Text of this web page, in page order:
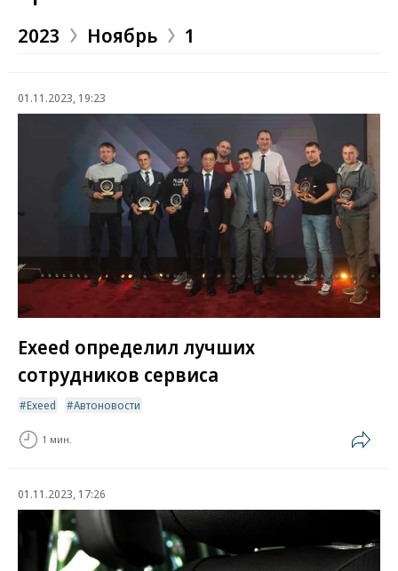
2023 Ноябрь 1
01.11.2023, 19:23
Exeed определил лучших
сотрудников сервиса
Exeed Автоновости
1 мин.
01.11.2023, 17:26